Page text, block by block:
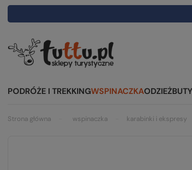
PODRÓŻE I TREKKINGWSPINACZKAODZIEŻBUTY
Strona główna wspinaczka karabinki i ekspresy